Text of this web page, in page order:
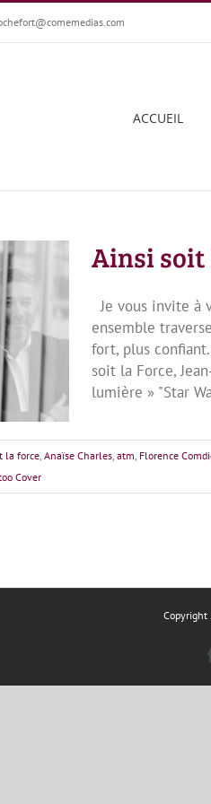
ACCUEIL
Ainsi soit
Je vous invite à
ensemble
fort, plus
soit la Force,
lumière » "Star
la force, Anaïse Charles, atm, Florence
Cover
Copyright